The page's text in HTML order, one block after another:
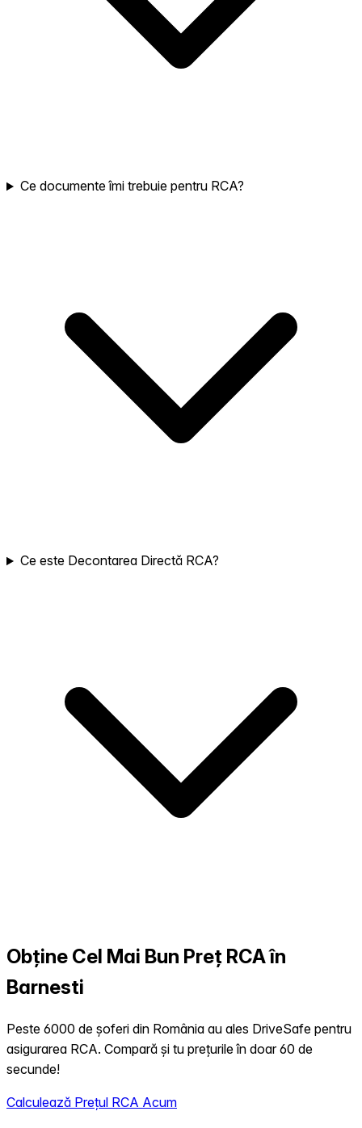
Ce documente îmi trebuie pentru RCA?
Ce este Decontarea Directă RCA?
Obține Cel Mai Bun Preț RCA în
Barnesti
Peste 6000 de șoferi din România au ales DriveSafe pentru
asigurarea RCA. Compară și tu prețurile în doar 60 de
secunde!
Calculează Prețul RCA Acum